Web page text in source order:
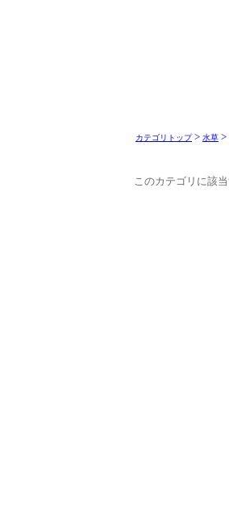
カテゴリトップ> 水草 >
このカテゴリに該